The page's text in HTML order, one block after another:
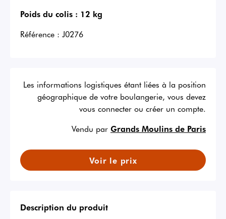
Poids du colis : 12 kg
Référence : J0276
Les informations logistiques étant liées à la position
géographique de votre boulangerie, vous devez
vous connecter ou créer un compte.
Vendu par Grands Moulins de Paris
Voir le prix
Description du produit